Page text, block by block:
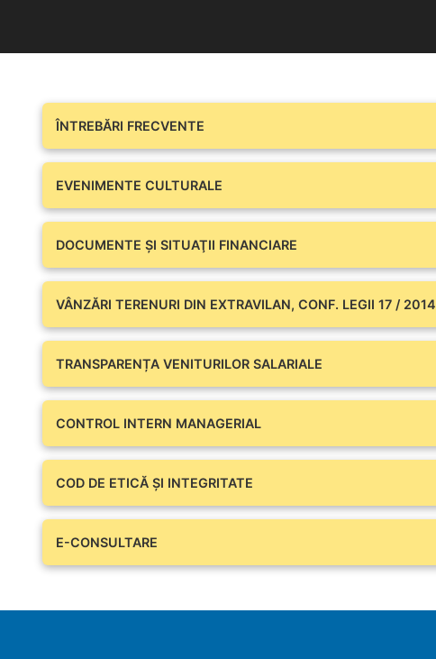
ÎNTREBĂRI FRECVENTE
EVENIMENTE CULTURALE
DOCUMENTE ŞI SITUAŢII FINANCIARE
VÂNZĂRI TERENURI DIN EXTRAVILAN, CONF. LEGII 17 / 2014
TRANSPARENȚA VENITURILOR SALARIALE
CONTROL INTERN MANAGERIAL
COD DE ETICĂ ȘI INTEGRITATE
E-CONSULTARE